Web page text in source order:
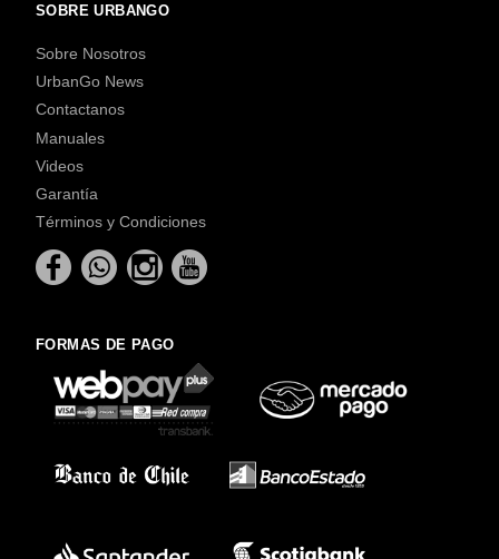
SOBRE URBANGO
Sobre Nosotros
UrbanGo News
Contactanos
Manuales
Videos
Garantía
Términos y Condiciones
FORMAS DE PAGO